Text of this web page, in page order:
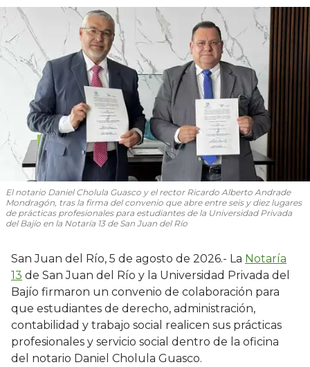
El notario Daniel Cholula Guasco y el rector Ricardo Alberto Andrade
Mondragón, tras la firma del convenio que abre entre seis y diez lugares
de prácticas profesionales para estudiantes de la Universidad Privada
del Bajío en la Notaría 13 de San Juan del Río
San Juan del Río, 5 de agosto de 2026.- La Notaría
13 de San Juan del Río y la Universidad Privada del
Bajío firmaron un convenio de colaboración para
que estudiantes de derecho, administración,
contabilidad y trabajo social realicen sus prácticas
profesionales y servicio social dentro de la oficina
del notario Daniel Cholula Guasco.